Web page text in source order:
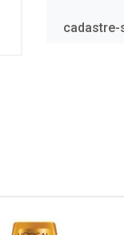
cadastre-